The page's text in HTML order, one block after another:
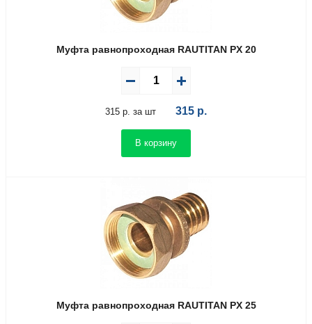
Муфта равнопроходная RAUTITAN PX 20
315 р. за шт 315 р.
В корзину
Муфта равнопроходная RAUTITAN PX 25